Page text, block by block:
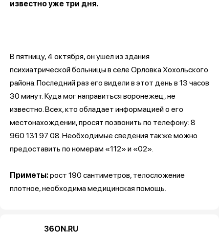
известно уже три дня.
В пятницу, 4 октября, он ушел из здания
психиатрической больницы в селе Орловка Хохольского
района. Последний раз его видели в этот день в 13 часов
30 минут. Куда мог направиться воронежец, не
известно. Всех, кто обладает информацией о его
местонахождении, просят позвонить по телефону: 8
960 131 97 08. Необходимые сведения также можно
предоставить по номерам «112» и «02».
Приметы:рост 190 сантиметров, телосложение
плотное, необходима медицинская помощь.
36ON.RU